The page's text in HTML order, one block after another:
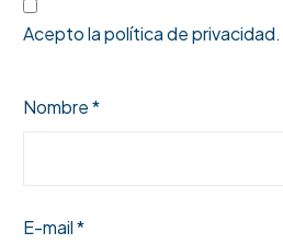
Acepto lapolítica de privacidad.
Nombre *
E-mail *